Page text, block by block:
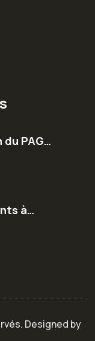
PAG…
à…
Designed by